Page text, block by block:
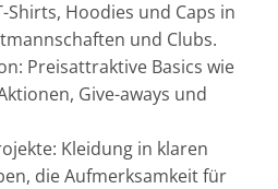
Shirts, Hoodies und Caps in
und Clubs.
Preisattraktive Basics wie
Give-aways und
Kleidung in klaren
die Aufmerksamkeit für